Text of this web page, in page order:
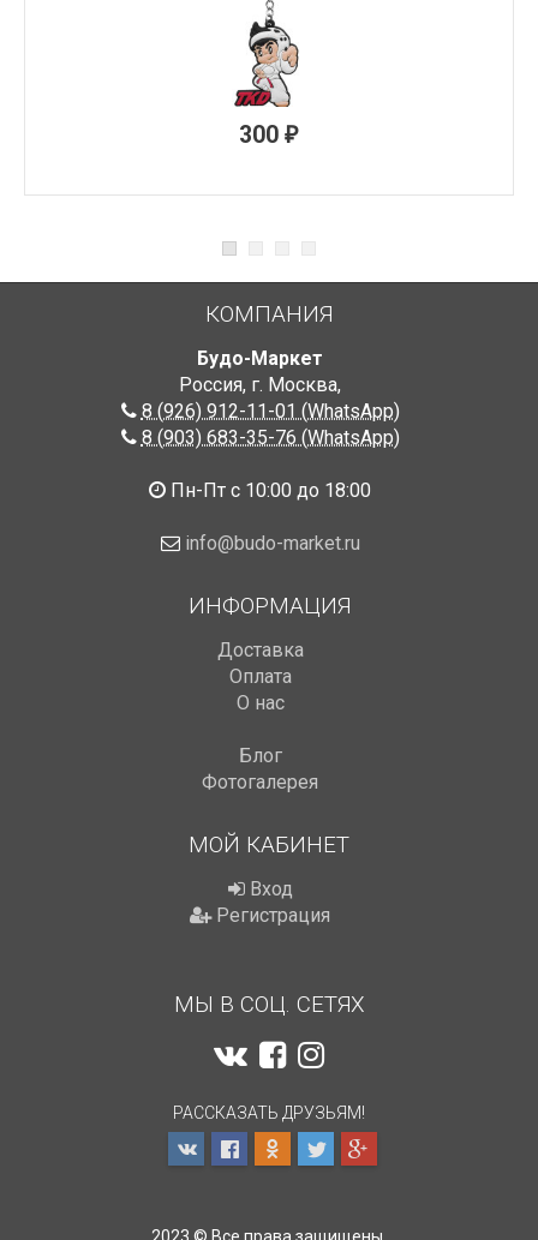
300 ₽
КОМПАНИЯ
Будо-Маркет
Россия, г. Москва,
8 (926) 912-11-01 (WhatsApp)
8 (903) 683-35-76 (WhatsApp)
Пн-Пт с 10:00 до 18:00
info@budo-market.ru
ИНФОРМАЦИЯ
Доставка
Оплата
О нас
Блог
Фотогалерея
МОЙ КАБИНЕТ
Вход
Регистрация
МЫ В СОЦ. СЕТЯХ
РАССКАЗАТЬ ДРУЗЬЯМ!